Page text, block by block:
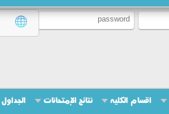
اقسام الكليه نتائج الإمتحانات
الجداول